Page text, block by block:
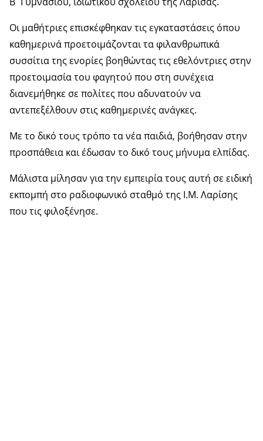
Οι μαθήτριες επισκέφθηκαν τις εγκαταστάσεις όπου
καθημερινά προετοιμάζονται τα φιλανθρωπικά
συσσίτια της ενορίες βοηθώντας τις εθελόντριες στην
προετοιμασία του φαγητού που στη συνέχεια
διανεμήθηκε σε πολίτες που αδυνατούν να
αντεπεξέλθουν στις καθημερινές ανάγκες.
Με το δικό τους τρόπο τα νέα παιδιά, βοήθησαν στην
προσπάθεια και έδωσαν το δικό τους μήνυμα ελπίδας.
Μάλιστα μίλησαν για την εμπειρία τους αυτή σε ειδική
εκπομπή στο ραδιοφωνικό σταθμό της Ι.Μ. Λαρίσης
που τις φιλοξένησε.